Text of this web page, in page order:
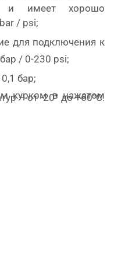
и имеет хорошо
bar / psi;
для подключения к
курком в нажатом
/ 0-230 psi;
бар;
– от -20° до +60°С.